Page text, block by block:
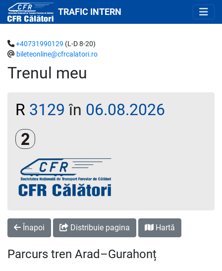
TRAFIC INTERN
Trenul meu
+40731990129 (L-D 8-20)
bileteonline@cfrcalatori.ro
R 3129 în 06.08.2026
Clasa a 2-a
Înapoi Distribuie pagina Hartă
Parcurs tren Arad–Gurahonț